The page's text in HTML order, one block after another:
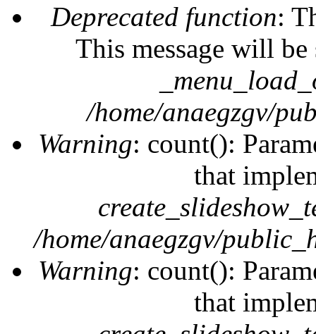
Deprecated function:
This message will
/home/anaegzgv/
Warning: count():
that
/home/anaegzgv/
Warning: count():
that